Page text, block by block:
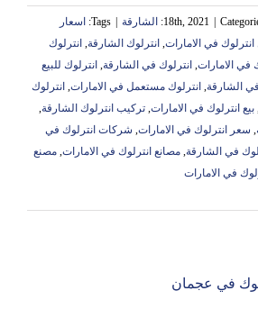
الشارقة Tags:
اسعار
في الامارات, انترلوك الشارقة, انترلوك
في الامارات, انترلوك في الشارقة, انترلوك للبيع
في الشارقة, انترلوك مستعمل في الامارات, انترلوك
بيع انترلوك في الامارات, تركيب انترلوك الشارقة,
, سعر انترلوك في الامارات, شركات انترلوك في
في الشارقة, مصانع انترلوك في الامارات, مصنع
في الامارات